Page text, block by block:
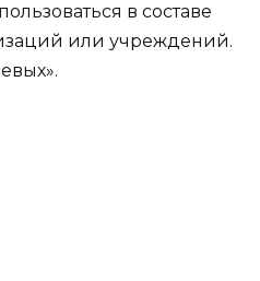
в составе
или учреждений.